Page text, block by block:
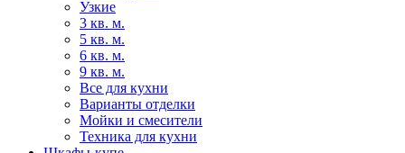
Узкие
3 кв. м.
5 кв. м.
6 кв. м.
9 кв. м.
Все для кухни
Варианты отделки
Мойки и смесители
Техника для кухни